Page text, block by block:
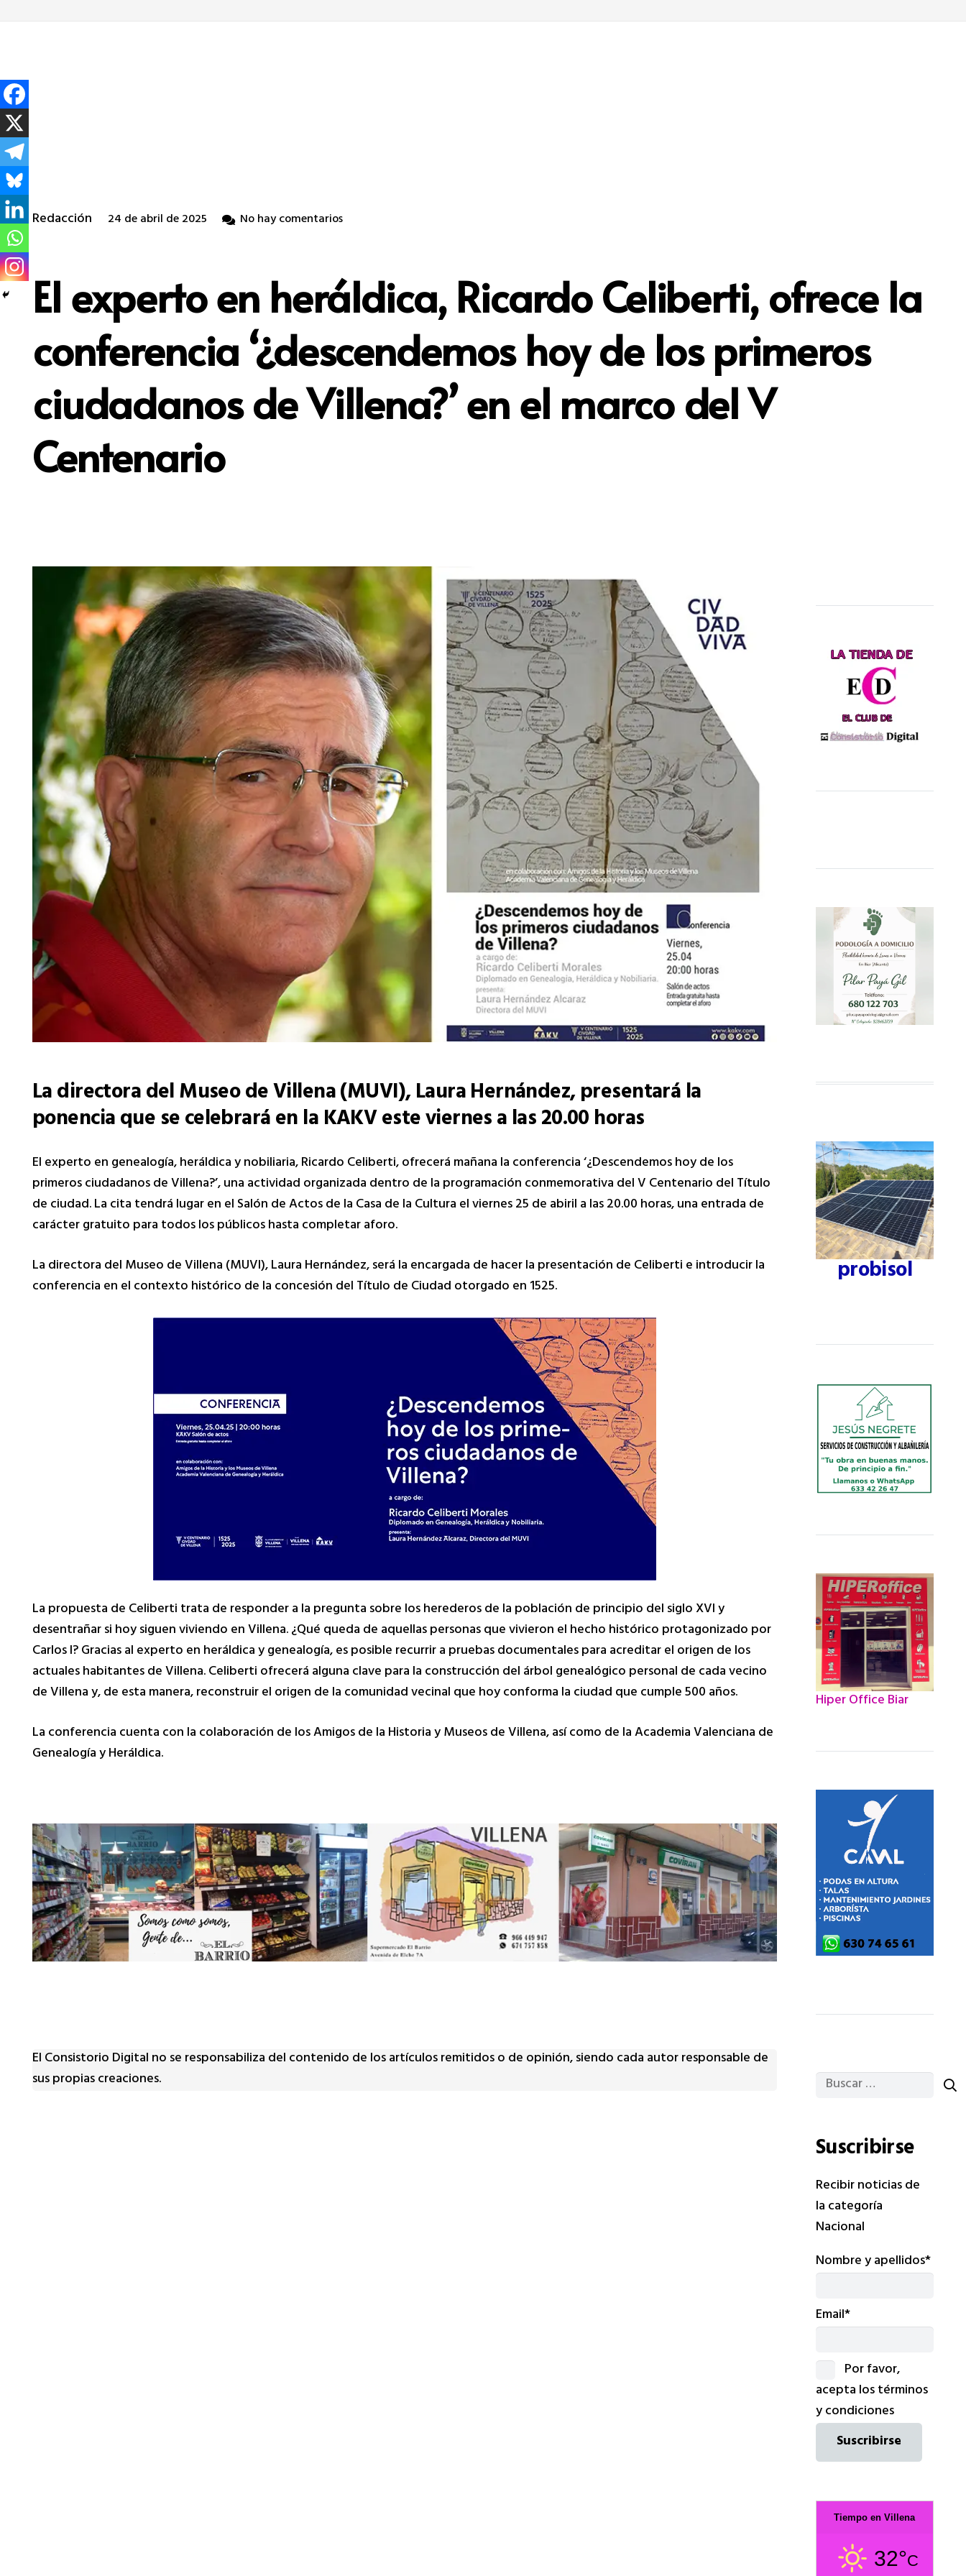
Redacción 24 de abril de 2025 No hay comentarios
El experto en heráldica, Ricardo Celiberti, ofrece la
conferencia ‘¿descendemos hoy de los primeros
ciudadanos de Villena?’ en el marco del V
Centenario
La directora del Museo de Villena (MUVI), Laura Hernández, presentará la
ponencia que se celebrará en la KAKV este viernes a las 20.00 horas
El experto en genealogía, heráldica y nobiliaria, Ricardo Celiberti, ofrecerá mañana la conferencia ‘¿Descendemos hoy de los
primeros ciudadanos de Villena?’, una actividad organizada dentro de la programación conmemorativa del V Centenario del Título
de ciudad. La cita tendrá lugar en el Salón de Actos de la Casa de la Cultura el viernes 25 de abiril a las 20.00 horas, una entrada de
carácter gratuito para todos los públicos hasta completar aforo.
La directora del Museo de Villena (MUVI), Laura Hernández, será la encargada de hacer la presentación de Celiberti e introducir la
conferencia en el contexto histórico de la concesión del Título de Ciudad otorgado en 1525.
La propuesta de Celiberti trata de responder a la pregunta sobre los herederos de la población de principio del siglo XVI y
desentrañar si hoy siguen viviendo en Villena. ¿Qué queda de aquellas personas que vivieron el hecho histórico protagonizado por
Carlos I? Gracias al experto en heráldica y genealogía, es posible recurrir a pruebas documentales para acreditar el origen de los
actuales habitantes de Villena. Celiberti ofrecerá alguna clave para la construcción del árbol genealógico personal de cada vecino
de Villena y, de esta manera, reconstruir el origen de la comunidad vecinal que hoy conforma la ciudad que cumple 500 años.
La conferencia cuenta con la colaboración de los Amigos de la Historia y Museos de Villena, así como de la Academia Valenciana de
Genealogía y Heráldica.
El Consistorio Digital no se responsabiliza del contenido de los artículos remitidos o de opinión, siendo cada autor responsable de
sus propias creaciones.
probisol
Hiper Office Biar
Buscar:
Suscribirse
Recibir noticias de
la categoría
Nacional
Nombre y apellidos*
Email*
Por favor,
acepta los términos
y condiciones
Tiempo en Villena
32°C